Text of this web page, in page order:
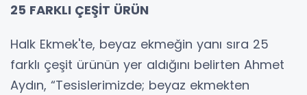
25 FARKLI ÇEŞİT ÜRÜN
Halk Ekmek'te, beyaz ekmeğin yanı sıra 25
farklı çeşit ürünün yer aldığını belirten Ahmet
Aydın, “Tesislerimizde; beyaz ekmekten